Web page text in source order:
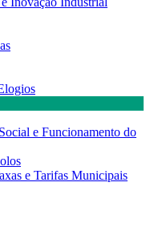
e Funcionamento do
e Tarifas Municipais